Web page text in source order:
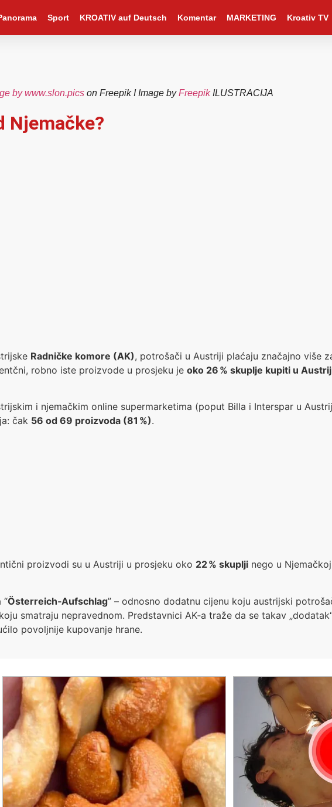
Sport KROATIV auf Deutsch Komentar MARKETING Kroativ TV
by www.slon.pics on Freepik I Image byFreepikILUSTRACIJA
Njemačke?
Radničke komore (AK), potrošači u Austriji plaćaju značajno više
robno iste proizvode u prosjeku je oko 26 % skuplje kupiti u
i njemačkim online supermarketima (poput Billa i Interspar u
čak 56 od 69 proizvoda (81 %).
proizvodi su u Austriji u prosjeku oko 22 % skuplji nego u
“Österreich‑Aufschlag” – odnosno dodatnu cijenu koju austrijski
smatraju nepravednom. Predstavnici AK‑a traže da se takav
povoljnije kupovanje hrane.